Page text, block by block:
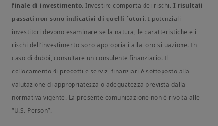
Italia. Gli utenti riconoscono la competenza dei tribunali italiani
in merito al contenuto e all’utilizzo del sito o ad eventuali
controversie che ne derivino. Per qualsiasi informazione o
chiarimento, vi invitiamo a contattare le persone indicate nella
Scegliendo di accedere al nostro sito, riconoscete di aver preso
conoscenza e di accettare le presenti condizioni generali. Nel
Vostro interesse, Vi consigliamo di leggere tali condizioni con
la massima attenzione.
Dichiarate di aver compreso ed accettato le condizioni
finale di investimento. Investire comporta dei rischi. I risultati
passati non sono indicativi di quelli futuri. I potenziali
investitori devono esaminare se la natura, le caratteristiche e i
rischi dell’investimento sono appropriati alla loro situazione. In
caso di dubbi, consultare un consulente finanziario. Il
collocamento di prodotti e servizi finanziari è sottoposto alla
valutazione di appropriatezza o adeguatezza prevista dalla
normativa vigente. La presente comunicazione non è rivolta alle
“U.S. Person”.